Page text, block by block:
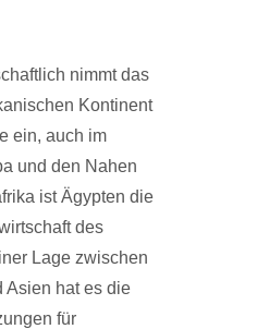
nimmt das
Kontinent
ein, auch im
und den Nahen
ist Ägypten die
des
Lage zwischen
Asien hat es die
für